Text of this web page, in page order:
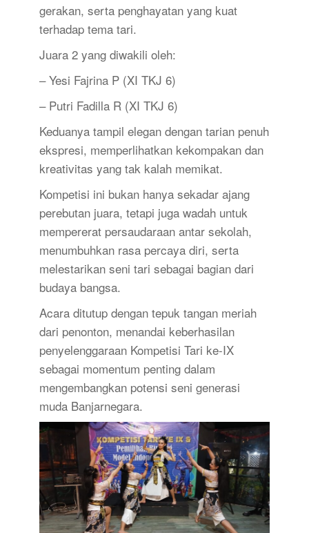
gerakan, serta penghayatan yang kuat
terhadap tema tari.
Juara 2 yang diwakili oleh:
– Yesi Fajrina P (XI TKJ 6)
– Putri Fadilla R (XI TKJ 6)
Keduanya tampil elegan dengan tarian penuh
ekspresi, memperlihatkan kekompakan dan
kreativitas yang tak kalah memikat.
Kompetisi ini bukan hanya sekadar ajang
perebutan juara, tetapi juga wadah untuk
mempererat persaudaraan antar sekolah,
menumbuhkan rasa percaya diri, serta
melestarikan seni tari sebagai bagian dari
budaya bangsa.
Acara ditutup dengan tepuk tangan meriah
dari penonton, menandai keberhasilan
penyelenggaraan Kompetisi Tari ke-IX
sebagai momentum penting dalam
mengembangkan potensi seni generasi
muda Banjarnegara.